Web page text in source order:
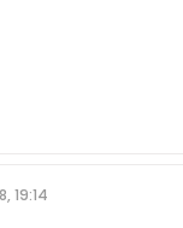
19:14